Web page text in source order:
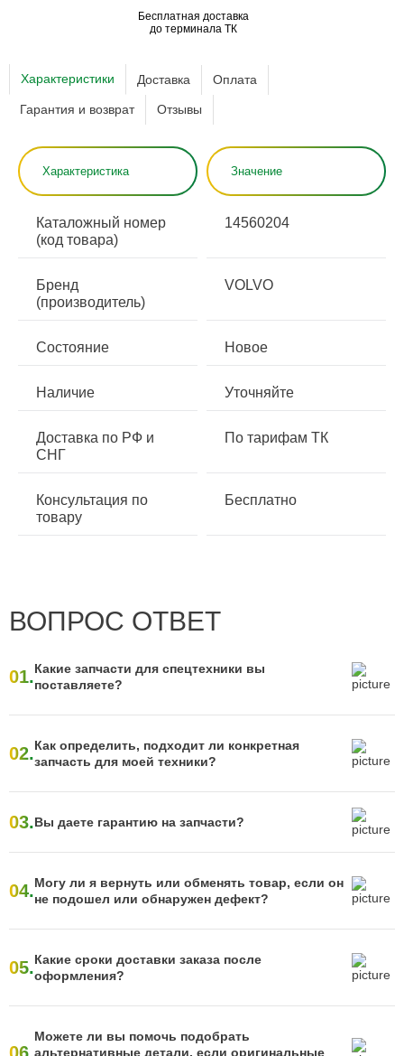
Бесплатная доставка
до терминала ТК
Характеристики Доставка Оплата
Гарантия и возврат Отзывы
Характеристика Значение
Каталожный номер
(код товара)
14560204
Бренд
(производитель)
VOLVO
Состояние Новое
Наличие Уточняйте
Доставка по РФ и
СНГ
По тарифам ТК
Консультация по
товару
Бесплатно
ВОПРОС ОТВЕТ
01.Какие запчасти для спецтехники вы
поставляете?
02.Как определить, подходит ли конкретная
запчасть для моей техники?
03.Вы даете гарантию на запчасти?
04.Могу ли я вернуть или обменять товар, если он
не подошел или обнаружен дефект?
05.Какие сроки доставки заказа после
оформления?
Можете ли вы помочь подобрать
альтернативные детали, если оригинальные